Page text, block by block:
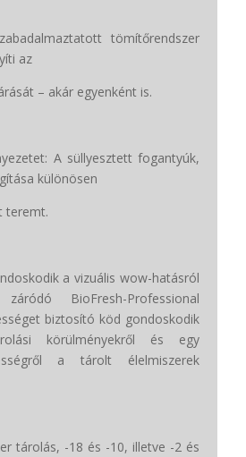
tömítőrendszer
az
– akár egyenként is.
A süllyesztett fogantyúk,
különösen
teremt.
a vizuális wow-hatásról
BioFresh-Professional
biztosító köd gondoskodik
körülményekről és egy
a tárolt élelmiszerek
tárolás, -18 és -10, illetve -2 és